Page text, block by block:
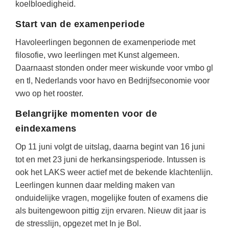
Den Haag
Dordrecht(35)
Zoetermeer(18)
Eindhoven(17)
Haarlem(16)
Klassieke Talen
Levensbeschouwing
Maatschappijleer
Muziek
Scheikunde
Sociale vaardigheden
Spaans
Studievaardigheden
Meesterbaan onderwijsvacatures
LEERMETHODEN
Biologie
Examentraining
Geschiedenis
Media
Nederlands
Rekenen
Sociale vaardigheden
Studievaardigheden
koelbloedigheid.
Start van de examenperiode
Havoleerlingen begonnen de examenperiode met
filosofie, vwo leerlingen met Kunst algemeen.
Daarnaast stonden onder meer wiskunde voor vmbo gl
en tl, Nederlands voor havo en Bedrijfseconomie voor
vwo op het rooster.
Belangrijke momenten voor de
eindexamens
Op 11 juni volgt de uitslag, daarna begint van 16 juni
tot en met 23 juni de herkansingsperiode. Intussen is
ook het LAKS weer actief met de bekende klachtenlijn.
Leerlingen kunnen daar melding maken van
onduidelijke vragen, mogelijke fouten of examens die
als buitengewoon pittig zijn ervaren. Nieuw dit jaar is
de stresslijn, opgezet met In je Bol.